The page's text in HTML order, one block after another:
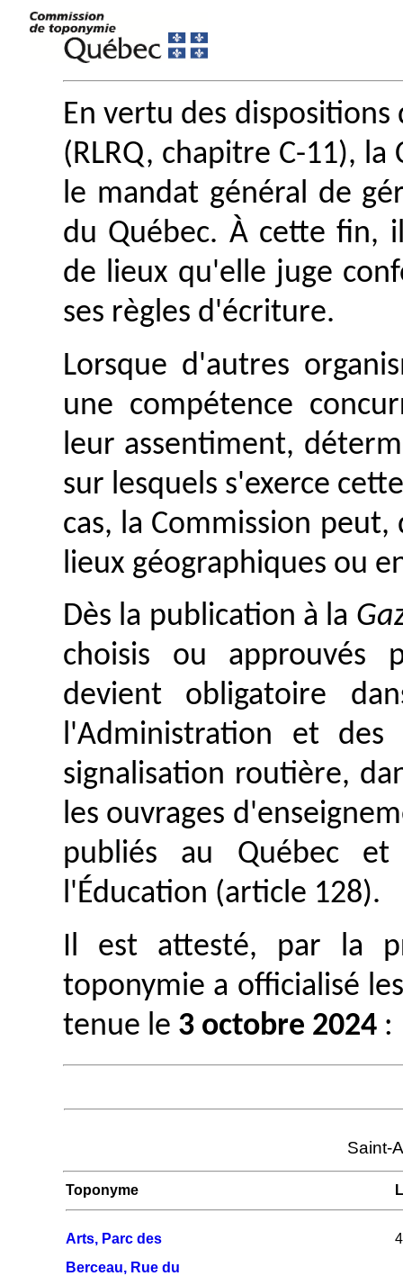
En vertu des dispositions
(RLRQ, chapitre C-11),
le mandat général de
du Québec. À cette fin,
de lieux qu'elle juge
ses règles d'écriture.
Lorsque d'autres
une compétence
leur assentiment,
sur lesquels s'exerce
cas, la Commission
lieux géographiques ou
Dès la publication à la
choisis ou approuvés
devient obligatoire
l'Administration et des
signalisation routière,
les ouvrages
publiés au Québec
l'Éducation (article 128).
Il est attesté, par la
toponymie a officialisé
tenue le 3 octobre 2024 :
Saint-
Toponyme
Arts, Parc des
Berceau, Rue du